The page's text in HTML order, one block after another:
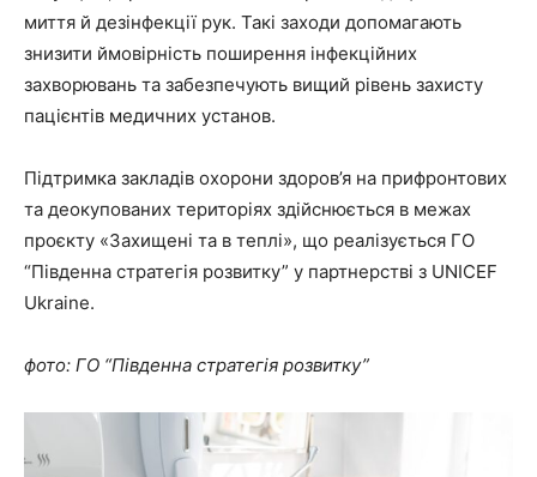
миття й дезінфекції рук. Такі заходи допомагають
знизити ймовірність поширення інфекційних
захворювань та забезпечують вищий рівень захисту
пацієнтів медичних установ.
Підтримка закладів охорони здоров’я на прифронтових
та деокупованих територіях здійснюється в межах
проєкту «Захищені та в теплі», що реалізується ГО
“Південна стратегія розвитку” у партнерстві з UNICEF
Ukraine.
фото: ГО “Південна стратегія розвитку”